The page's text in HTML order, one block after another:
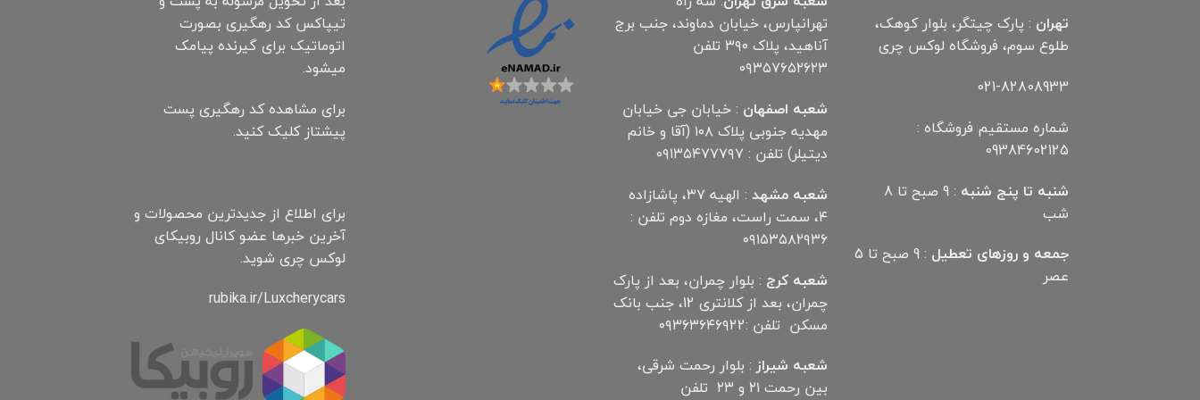
تهران : پارک چیتگر، بلوار کوهک،
طلوع سوم، فروشگاه لوکس چری
021-82808933
شماره مستقیم فروشگاه :
09384602125
شنبه تا پنج شنبه
: 9 صبح تا 8
شب
جمعه و روزهای تعطیل
: 9 صبح تا 5
عصر
تهرانپارس، خیابان دماوند، جنب برج
آناهید، پلاک ۳۹۰ تلفن
۰۹۳۵۷۶۵۲۶۲۳
شعبه اصفهان : خیابان جی خیابان
مهدیه جنوبی پلاک ۱۰۸ (آقا و خانم
دیتیلر) تلفن : ۰۹۱۳۵۴۷۷۷۹۷
شعبه مشهد
: الهیه ۳۷، پاشازاده
۴، سمت راست، مغازه دوم تلفن :
۰۹۱۵۳۵۸۲۹۳۶
شعبه کرج : بلوار چمران، بعد از پارک
چمران، بعد از کلانتری 12، جنب بانک
مسکن تلفن :۰۹۳۶۳۶۴۶۹22
شعبه شیراز: بلوار رحمت شرقی،
بین رحمت ۲۱ و ۲۳ تلفن
تیپاکس کد رهگیری بصورت
اتوماتیک برای گیرنده پیامک
میشود.
برای مشاهده کد رهگیری پست
پیشتاز کلیک کنید.
برای اطلاع از جدیدترین محصولات و
آخرین خبرها عضو کانال روبیکای
لوکس چری شوید.
rubika.ir/Luxcherycars